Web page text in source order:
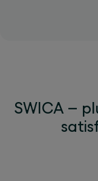
SWICA –